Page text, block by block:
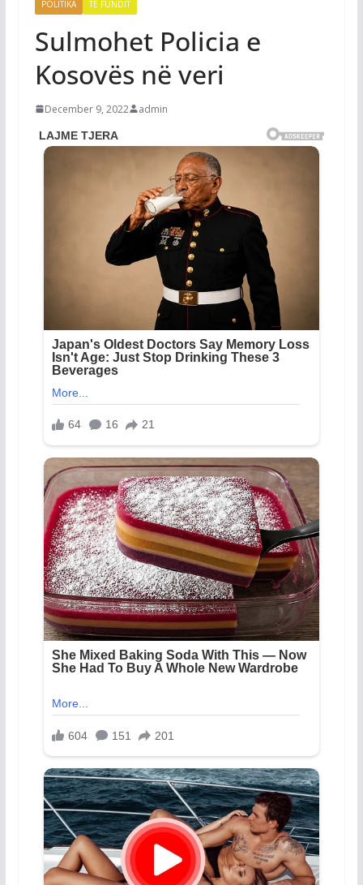
POLITIKA TË FUNDIT
Sulmohet Policia e
Kosovës në veri
December 9, 2022 admin